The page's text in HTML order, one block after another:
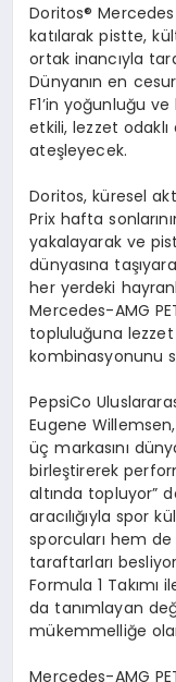
Doritos® Mercedes-
katılarak pistte,
ortak inancıyla
Dünyanın en
F1’in yoğunluğu
etkili, lezzet odaklı
ateşleyecek.
Doritos, küresel
Prix hafta
yakalayarak ve
dünyasına
her yerdeki
Mercedes-AMG
topluluğuna
kombinasyonunu
PepsiCo
EugeneWillemsen
üç markasını
birleştirerek
altında topluyor”
aracılığıyla spor
sporcuları hem
taraftarları
Formula 1 Takımı
da tanımlayan
mükemmelliğe olan
Mercedes-AMG